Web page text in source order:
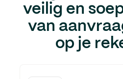
veilig en
van
op je